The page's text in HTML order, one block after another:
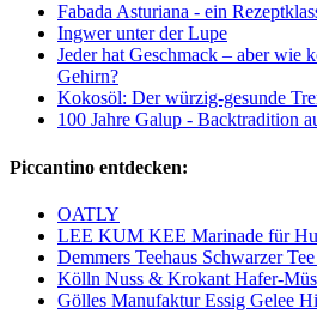
Fabada Asturiana - ein
Ingwer unter der Lupe
Jeder hat Geschmack – aber wie
Gehirn?
Kokosöl: Der würzig-gesunde
100 Jahre Galup - Backtradition
Piccantino entdecken:
OATLY
LEE KUM KEE Marinade für
Demmers Teehaus Schwarzer
Kölln Nuss & Krokant Hafer-
Gölles Manufaktur Essig Gelee